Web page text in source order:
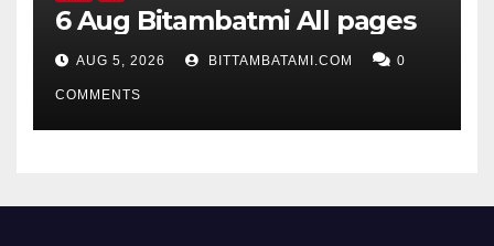
6 Aug Bitambatmi All pages
AUG 5, 2026 BITTAMBATAMI.COM 0
COMMENTS